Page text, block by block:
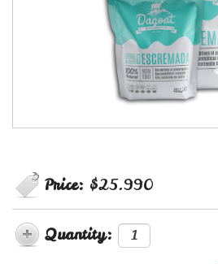
Price: $25.990
Quantity: